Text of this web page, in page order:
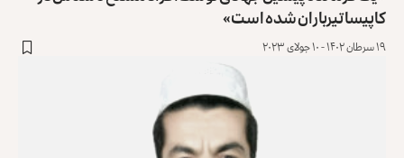
کاپیسا تیرباران شده است»
۱۹ سرطان ۱۴۰۲ - ۱۰ جولای ۲۰۲۳